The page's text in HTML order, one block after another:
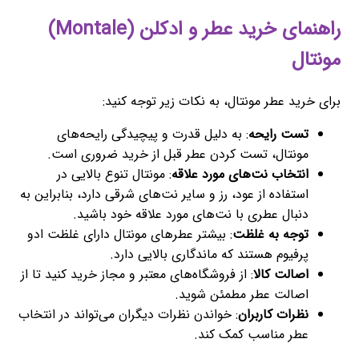
راهنمای خرید عطر و ادکلن (Montale)
مونتال
برای خرید عطر مونتال، به نکات زیر توجه کنید:
تست رایحه: به دلیل قدرت و پیچیدگی رایحه‌های
مونتال، تست کردن عطر قبل از خرید ضروری است.
انتخاب نت‌های مورد علاقه: مونتال تنوع بالایی در
استفاده از عود، رز و سایر نت‌های شرقی دارد، بنابراین به
دنبال عطری با نت‌های مورد علاقه خود باشید.
توجه به غلظت: بیشتر عطرهای مونتال دارای غلظت ادو
پرفیوم هستند که ماندگاری بالایی دارد.
اصالت کالا: از فروشگاه‌های معتبر و مجاز خرید کنید تا از
اصالت عطر مطمئن شوید.
نظرات کاربران: خواندن نظرات دیگران می‌تواند در انتخاب
عطر مناسب کمک کند.